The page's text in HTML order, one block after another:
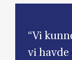
“Vi
vi havde